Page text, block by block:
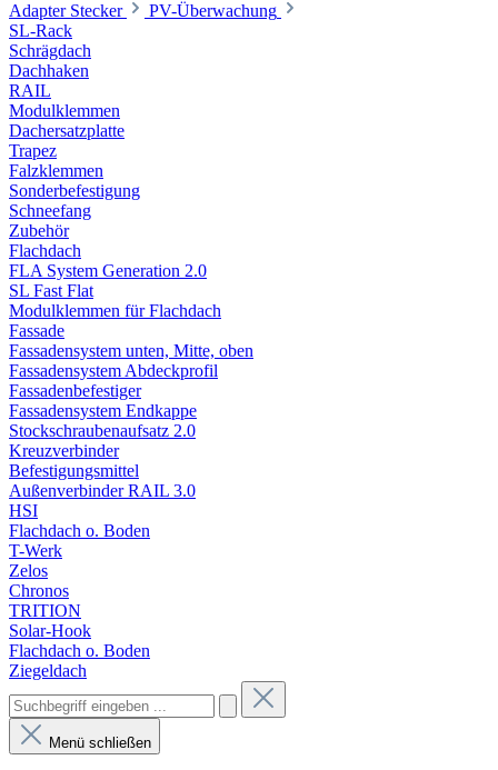
Adapter Stecker
PV-Überwachung
SL-Rack
Schrägdach
Dachhaken
RAIL
Modulklemmen
Dachersatzplatte
Trapez
Falzklemmen
Sonderbefestigung
Schneefang
Zubehör
Flachdach
FLA System Generation 2.0
SL Fast Flat
Modulklemmen für Flachdach
Fassade
Fassadensystem unten, Mitte, oben
Fassadensystem Abdeckprofil
Fassadenbefestiger
Fassadensystem Endkappe
Stockschrauben­aufsatz 2.0
Kreuzverbinder
Befestigungsmittel
Außenverbinder RAIL 3.0
HSI
Flachdach o. Boden
T-Werk
Zelos
Chronos
TRITION
Solar-Hook
Flachdach o. Boden
Ziegeldach
Menü schließen